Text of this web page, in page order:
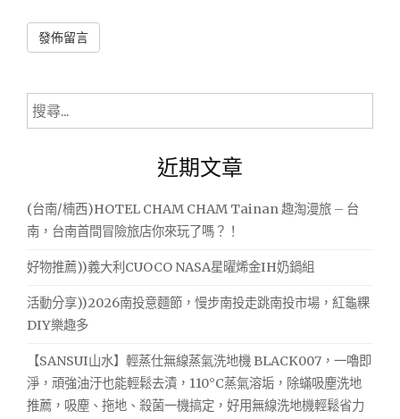
搜
尋
近期文章
(台南/楠西)HOTEL CHAM CHAM Tainan 趣淘漫旅 – 台
南，台南首間冒險旅店你來玩了嗎？！
好物推薦))義大利CUOCO NASA星曜烯金IH奶鍋組
活動分享))2026南投意麵節，慢步南投走跳南投市場，紅龜粿
DIY樂趣多
【SANSUI山水】輕蒸仕無線蒸氣洗地機 BLACK007，一嚕即
淨，頑強油汙也能輕鬆去漬，110°C蒸氣溶垢，除蟎吸塵洗地
推薦，吸塵、拖地、殺菌一機搞定，好用無線洗地機輕鬆省力